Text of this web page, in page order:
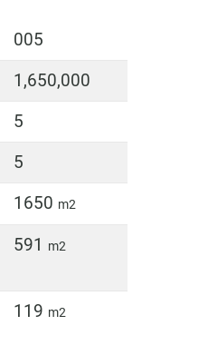
005
1,650,000
5
5
1650 m2
591 m2
119 m2